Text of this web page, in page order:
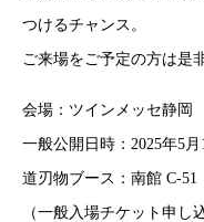
つけるチャンス。
ご来場をご予定の方は是
会場：ツインメッセ静岡
一般公開日時：2025年5月
道刃物ブース：南館 C-51
（一般入場チケット申し